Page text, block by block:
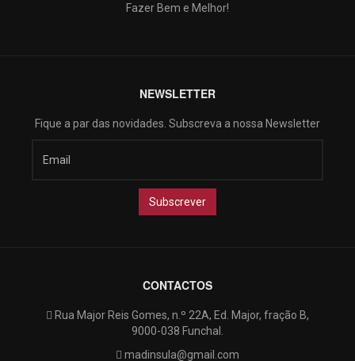
Fazer Bem e Melhor!
NEWSLETTER
Fique a par das novidades. Subscreva a nossa Newsletter
CONTACTOS
Rua Major Reis Gomes, n.º 22A, Ed. Major, fração B,
9000-038 Funchal.
madinsula@gmail.com